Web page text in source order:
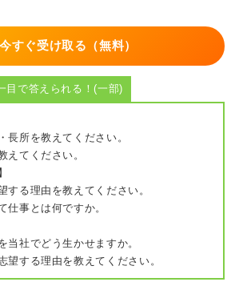
今すぐ受け取る（無料）
目で答えられる！(一部)
長所を教えてください。
えてください。
する理由を教えてください。
仕事とは何ですか。
当社でどう生かせますか。
望する理由を教えてください。